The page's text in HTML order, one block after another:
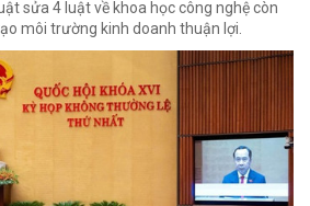
sửa 4 luật về khoa học công nghệ còn
môi trường kinh doanh thuận lợi.